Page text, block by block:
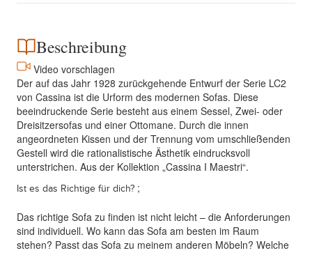
Beschreibung
Video vorschlagen
Der auf das Jahr 1928 zurückgehende Entwurf der Serie LC2
von Cassina ist die Urform des modernen Sofas. Diese
beeindruckende Serie besteht aus einem Sessel, Zwei- oder
Dreisitzersofas und einer Ottomane. Durch die innen
angeordneten Kissen und der Trennung vom umschließenden
Gestell wird die rationalistische Ästhetik eindrucksvoll
unterstrichen. Aus der Kollektion „Cassina I Maestri“.
Ist es das Richtige für dich? ;
Das richtige Sofa zu finden ist nicht leicht – die Anforderungen
sind individuell. Wo kann das Sofa am besten im Raum
stehen? Passt das Sofa zu meinem anderen Möbeln? Welche